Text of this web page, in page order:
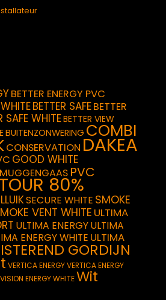
BETTER ENERGY PVC
BETTER SAFEBETTER
SAFE WHITEBETTER VIEW
BUITENZONWERING COMBI
CONSERVATION DAKEA
GOOD WHITE
MUGGENGAAS PVC
80%
SECURE WHITE SMOKE
VENT WHITE ULTIMA
ULTIMA ENERGYULTIMA
ENERGY WHITE ULTIMA
GORDIJN
VERTICA ENERGYVERTICA ENERGY
VISION ENERGY WHITEWit